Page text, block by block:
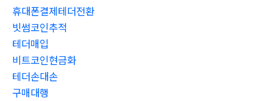
휴대폰결제테더전환
빗썸코인추적
테더매입
비트코인현금화
테더손대손
구매대행